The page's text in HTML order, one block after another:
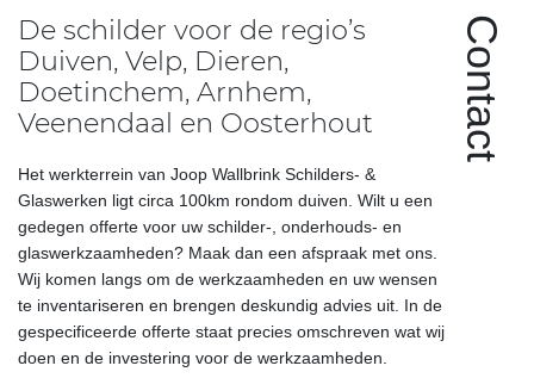
De schilder voor de regio’s
Duiven, Velp, Dieren,
Doetinchem, Arnhem,
Veenendaal en Oosterhout
Het werkterrein van Joop Wallbrink Schilders- &
Glaswerken ligt circa 100km rondom duiven. Wilt u een
gedegen offerte voor uw schilder-, onderhouds- en
glaswerkzaamheden? Maak dan een afspraak met ons.
Wij komen langs om de werkzaamheden en uw wensen
te inventariseren en brengen deskundig advies uit. In de
gespecificeerde offerte staat precies omschreven wat wij
doen en de investering voor de werkzaamheden.
Contact